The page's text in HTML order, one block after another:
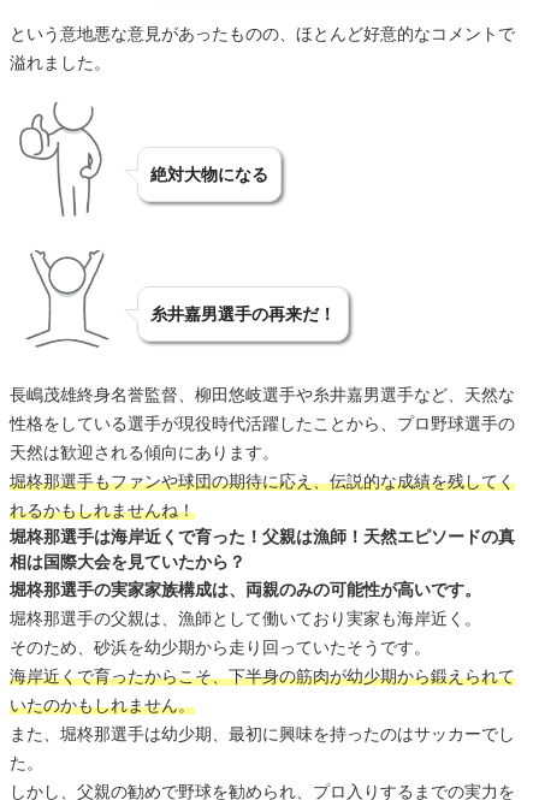
という意地悪な意見があったものの、ほとんど好意的なコメントで
溢れました。
絶対大物になる
糸井嘉男選手の再来だ！
長嶋茂雄終身名誉監督、柳田悠岐選手や糸井嘉男選手など、天然な
性格をしている選手が現役時代活躍したことから、プロ野球選手の
天然は歓迎される傾向にあります。
堀柊那選手もファンや球団の期待に応え、伝説的な成績を残してく
れるかもしれませんね！
堀柊那選手は海岸近くで育った！父親は漁師！天然エピソードの真
相は国際大会を見ていたから？
堀柊那選手の実家家族構成は、両親のみの可能性が高いです。
堀柊那選手の父親は、漁師として働いており実家も海岸近く。
そのため、砂浜を幼少期から走り回っていたそうです。
海岸近くで育ったからこそ、下半身の筋肉が幼少期から鍛えられて
いたのかもしれません。
また、堀柊那選手は幼少期、最初に興味を持ったのはサッカーでし
た。
しかし、父親の勧めで野球を勧められ、プロ入りするまでの実力を